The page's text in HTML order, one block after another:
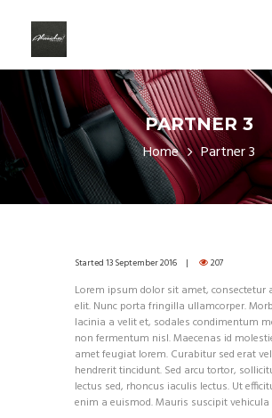
PARTNER 3
Home Partner 3
Started13 September 2016 207
Lorem ipsum dolor sit amet, consectetur
elit. Nunc porta fringilla ullamcorper.
lacinia a velit et, sodales condimentum
non fermentum nisl. Maecenas id
amet feugiat lorem. Curabitur sed erat
hendrerit tincidunt. Sed arcu tortor,
lectus sed, rhoncus iaculis lectus. Ut
enim a euismod. Mauris suscipit